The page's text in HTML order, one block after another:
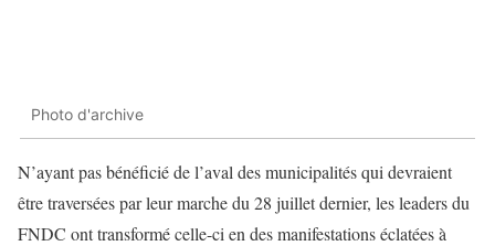
Photo d'archive
N’ayant pas bénéficié de l’aval des municipalités qui devraient
être traversées par leur marche du 28 juillet dernier, les leaders du
FNDC ont transformé celle-ci en des manifestations éclatées à